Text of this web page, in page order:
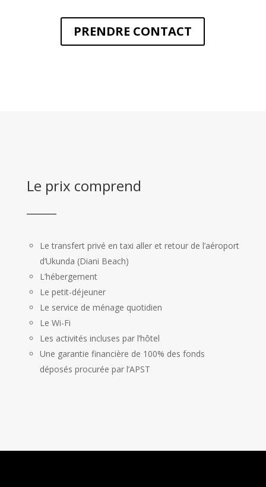
PRENDRE CONTACT
Le prix comprend
Le transfert privé en taxi aller et retour de l’aéroport
d’Ukunda (Diani Beach)
L’hébergement
Le petit-déjeuner
Le service de ménage quotidien
Le Wi-Fi
Les activités incluses par l’hôtel
Une garantie financière de 100% des fonds
déposés procurée par l’APST